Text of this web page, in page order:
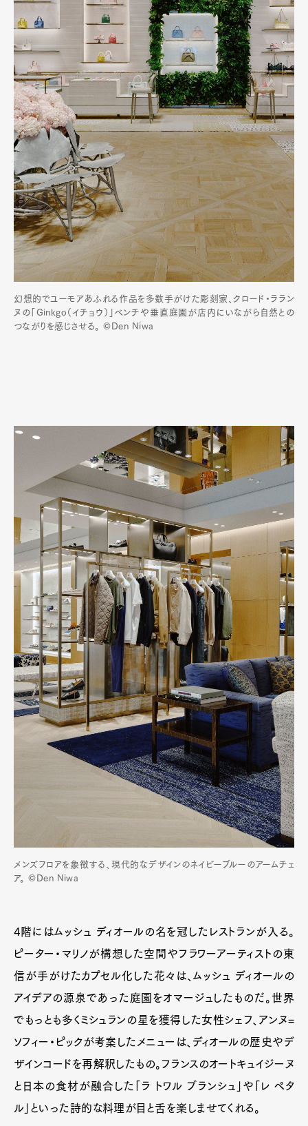
幻想的でユーモアあふれる作品を多数手がけた彫刻家、クロード・ララン
ヌの「Ginkgo（イチョウ）」ベンチや垂直庭園が店内にいながら自然との
つながりを感じさせる。 ©Den Niwa
メンズフロアを象徴する、現代的なデザインのネイビーブルーのアームチェ
ア。 ©Den Niwa
4階にはムッシュ ディオールの名を冠したレストランが入る。
ピーター・マリノが構想した空間やフラワーアーティストの東
信が手がけたカプセル化した花々は、ムッシュ ディオールの
アイデアの源泉であった庭園をオマージュしたものだ。世界
でもっとも多くミシュランの星を獲得した女性シェフ、アンヌ=
ソフィー・ピックが考案したメニューは、ディオールの歴史やデ
ザインコードを再解釈したもの。フランスのオートキュイジーヌ
と日本の食材が融合した「ラ トワル ブランシュ」や「レ ペタ
ル」といった詩的な料理が目と舌を楽しませてくれる。